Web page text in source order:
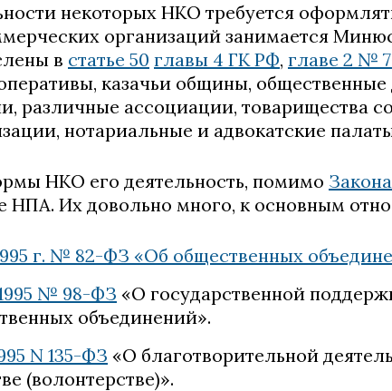
некоторых НКО требуется
организаций занимается
в статье 50 главы 4 ГК РФ, главе 2 №
казачьи общины,
различные ассоциации, товарищества
нотариальные и адвокатские
НКО его деятельность, помимо
НПА. Их довольно много, к основным
г. № 82-ФЗ «Об общественных
№ 98-ФЗ «О государственной
объединений».
N 135-ФЗ «О благотворительной
(волонтерстве)».